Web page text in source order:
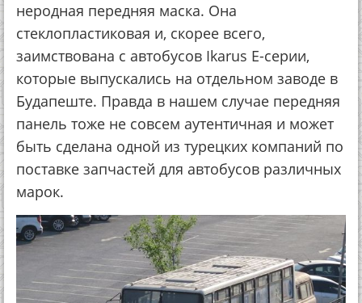
неродная передняя маска. Она
стеклопластиковая и, скорее всего,
заимствована с автобусов Ikarus E-cерии,
которые выпускались на отдельном заводе в
Будапеште. Правда в нашем случае передняя
панель тоже не совсем аутентичная и может
быть сделана одной из турецких компаний по
поставке запчастей для автобусов различных
марок.